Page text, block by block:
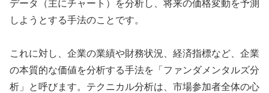
データ（主にチャート）を分析し、将来の価格変動を予測
しようとする手法のことです。
これに対し、企業の業績や財務状況、経済指標など、企業
の本質的な価値を分析する手法を「ファンダメンタルズ分
析」と呼びます。テクニカル分析は、市場参加者全体の心